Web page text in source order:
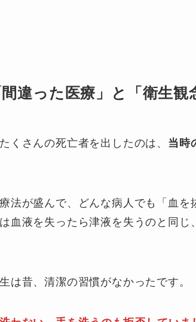
違った医療」と「衛生観
くさんの死亡者を出したのは、 当時
法が盛んで、どんな病人でも「血
血液を失ったら津液を失うのと同じ
は昔、清潔の習慣がなかったです。